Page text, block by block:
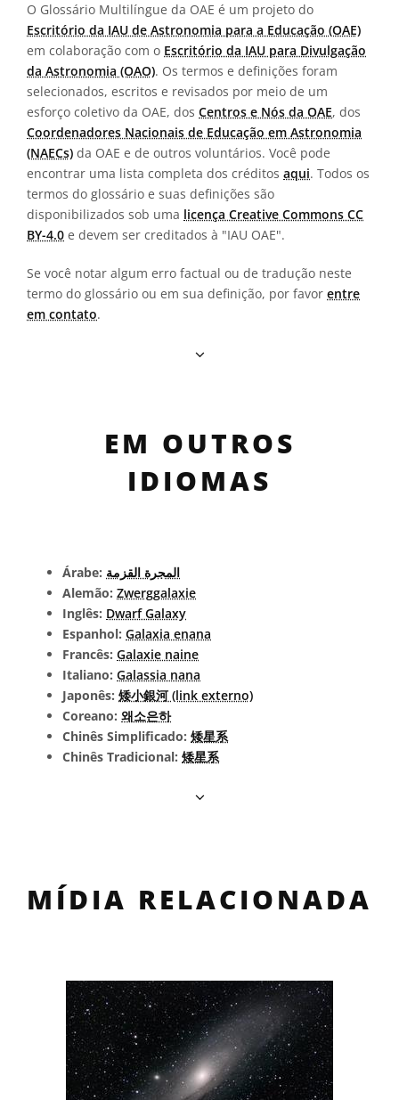
O Glossário Multilíngue da OAE é um projeto do
Escritório da IAU de Astronomia para a Educação (OAE)
em colaboração com o Escritório da IAU para Divulgação
da Astronomia (OAO). Os termos e definições foram
selecionados, escritos e revisados por meio de um
esforço coletivo da OAE, dos Centros e Nós da OAE, dos
Coordenadores Nacionais de Educação em Astronomia
(NAECs) da OAE e de outros voluntários. Você pode
encontrar uma lista completa dos créditos aqui. Todos os
termos do glossário e suas definições são
disponibilizados sob uma licença Creative Commons CC
BY-4.0 e devem ser creditados à "IAU OAE".
Se você notar algum erro factual ou de tradução neste
termo do glossário ou em sua definição, por favor entre
em contato.
EM OUTROS
IDIOMAS
Árabe: المجرة القزمة
Alemão: Zwerggalaxie
Inglês: Dwarf Galaxy
Espanhol: Galaxia enana
Francês: Galaxie naine
Italiano: Galassia nana
Japonês: 矮小銀河 (link externo)
Coreano: 왜소은하
Chinês Simplificado: 矮星系
Chinês Tradicional: 矮星系
MÍDIA RELACIONADA